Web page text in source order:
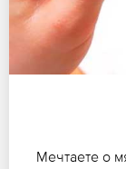
Мечтаете о